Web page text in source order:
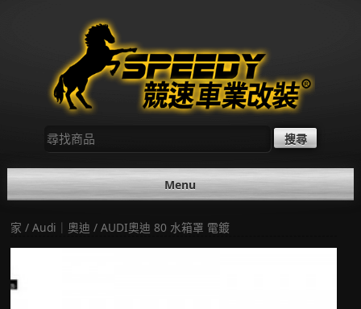
尋
找：
Menu
家 / Audi｜奧迪 / AUDI奧迪 80 水箱罩 電鍍